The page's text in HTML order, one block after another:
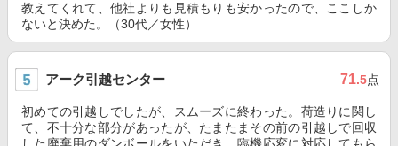
教えてくれて、他社よりも見積もりも安かったので、ここしか
ないと決めた。（30代／女性）
アーク引越センター 71.5点
初めての引越しでしたが、スムーズに終わった。荷造りに関し
て、不十分な部分があったが、たまたまその前の引越しで回収